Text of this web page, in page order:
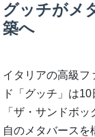
グッチがメ
築へ
イタリアの高級フ
ド「グッチ」は
「ザ・サンドボ
自のメタバースを